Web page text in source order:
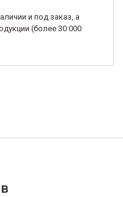
и под заказ, а
(более 30 000